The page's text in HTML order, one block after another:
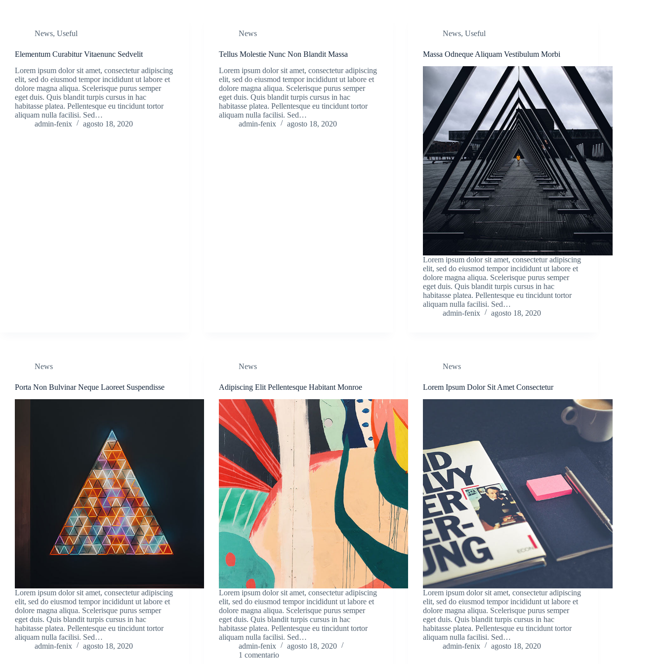
News, Useful
Elementum Curabitur Vitaenunc Sedvelit
Lorem ipsum dolor sit amet, consectetur adipiscing
elit, sed do eiusmod tempor incididunt ut labore et
dolore magna aliqua. Scelerisque purus semper
eget duis. Quis blandit turpis cursus in hac
habitasse platea. Pellentesque eu tincidunt tortor
aliquam nulla facilisi. Sed…
admin-fenix
agosto 18, 2020
News
Tellus Molestie Nunc Non Blandit Massa
Lorem ipsum dolor sit amet, consectetur adipiscing
elit, sed do eiusmod tempor incididunt ut labore et
dolore magna aliqua. Scelerisque purus semper
eget duis. Quis blandit turpis cursus in hac
habitasse platea. Pellentesque eu tincidunt tortor
aliquam nulla facilisi. Sed…
admin-fenix
agosto 18, 2020
News,Useful
Massa Odneque Aliquam Vestibulum Morbi
Lorem ipsum dolor sit amet, consectetur adipiscing
elit, sed do eiusmod tempor incididunt ut labore et
dolore magna aliqua. Scelerisque purus semper
eget duis. Quis blandit turpis cursus in hac
habitasse platea. Pellentesque eu tincidunt tortor
aliquam nulla facilisi. Sed…
admin-fenix
agosto 18, 2020
News
Porta Non Bulvinar Neque Laoreet Suspendisse
Lorem ipsum dolor sit amet, consectetur adipiscing
elit, sed do eiusmod tempor incididunt ut labore et
dolore magna aliqua. Scelerisque purus semper
eget duis. Quis blandit turpis cursus in hac
habitasse platea. Pellentesque eu tincidunt tortor
aliquam nulla facilisi. Sed…
admin-fenix
agosto 18, 2020
News
Adipiscing Elit Pellentesque Habitant Monroe
Lorem ipsum dolor sit amet, consectetur adipiscing
elit, sed do eiusmod tempor incididunt ut labore et
dolore magna aliqua. Scelerisque purus semper
eget duis. Quis blandit turpis cursus in hac
habitasse platea. Pellentesque eu tincidunt tortor
aliquam nulla facilisi. Sed…
admin-fenix
agosto 18, 2020
1 comentario
News
Lorem Ipsum Dolor Sit Amet Consectetur
Lorem ipsum dolor sit amet, consectetur adipiscing
elit, sed do eiusmod tempor incididunt ut labore et
dolore magna aliqua. Scelerisque purus semper
eget duis. Quis blandit turpis cursus in hac
habitasse platea. Pellentesque eu tincidunt tortor
aliquam nulla facilisi. Sed…
admin-fenix
agosto 18, 2020